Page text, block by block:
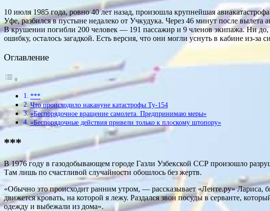
10 июля 1985 года, ровно 40 лет назад, произошла крупнейшая
Уфе, разбился в пустыне недалеко от Учкудука. Через 46 минут после
В крушении погибли 200 человек — 191 пассажир и 9 членов экипажа. Ни до,
ошибку, осталось загадкой. Есть версия, что они могли уснуть в кабине из-
Оглавление
***
Что происходило накануне катастрофы Ту-154
«Беспорядочное вращение самолета. Предпринимаю меры»
«Беспорядочные действия привели только к плоскому штопору»
***
В 1976 году в газодобывающем городе Газли Узбекской ССР произошло
Там лишь по счастливой случайности обошлось без жертв.
«Обычно это происходит ранним утром, — рассказывает «Ленте.ру» Лариса,
движется кровать, на которой я лежу. Раздался звон посуды в серванте,
одежду и выбежали из дома».